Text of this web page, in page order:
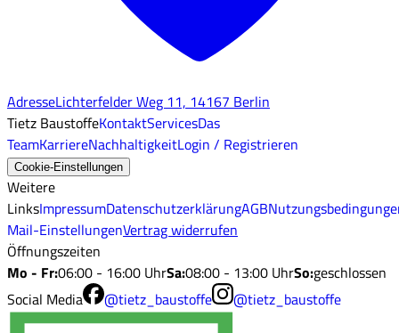
AdresseLichterfelder Weg 11, 14167 Berlin
Tietz BaustoffeKontaktServicesDas
TeamKarriereNachhaltigkeitLogin / Registrieren
Cookie-Einstellungen
Weitere
LinksImpressumDatenschutzerklärungAGB
Mail-EinstellungenVertrag widerrufen
Öffnungszeiten
Mo - Fr:06:00 - 16:00 UhrSa:08:00 - 13:00 UhrSo:geschlossen
Social Media
@tietz_baustoffe @tietz_baustoffe